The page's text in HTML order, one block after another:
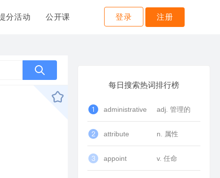
分活动 公开课 登录 注册
每日搜索热词排行榜
administrative adj. 管理的
attribute n. 属性
appoint v. 任命